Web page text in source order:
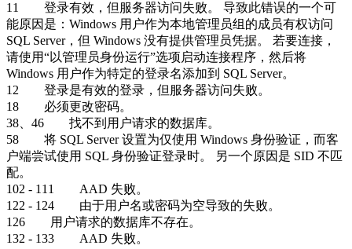
11 登录有效，但服务器访问失败。 导致此错误的一个可
能原因是：Windows 用户作为本地管理员组的成员有权访问
SQL Server，但 Windows 没有提供管理员凭据。 若要连接，
请使用“以管理员身份运行”选项启动连接程序，然后将
Windows 用户作为特定的登录名添加到 SQL Server。
12 登录是有效的登录，但服务器访问失败。
18 必须更改密码。
38、46 找不到用户请求的数据库。
58 将 SQL Server 设置为仅使用 Windows 身份验证，而客
户端尝试使用 SQL 身份验证登录时。 另一个原因是 SID 不匹
配。
102 - 111 AAD 失败。
122 - 124 由于用户名或密码为空导致的失败。
126 用户请求的数据库不存在。
132 - 133 AAD 失败。